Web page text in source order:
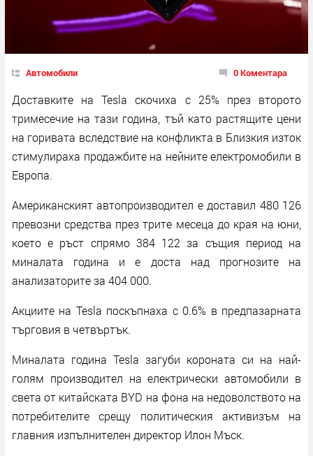
Автомобили 0 Коментара
Доставките на Tesla скочиха с 25% през второто
тримесечие на тази година, тъй като растящите цени
на горивата вследствие на конфликта в Близкия изток
стимулираха продажбите на нейните електромобили в
Европа.
Американският автопроизводител е доставил 480 126
превозни средства през трите месеца до края на юни,
което е ръст спрямо 384 122 за същия период на
миналата година и е доста над прогнозите на
анализаторите за 404 000.
Акциите на Tesla поскъпнаха с 0.6% в предпазарната
търговия в четвъртък.
Миналата година Tesla загуби короната си на най-
голям производител на електрически автомобили в
света от китайската BYD на фона на недоволството на
потребителите срещу политическия активизъм на
главния изпълнителен директор Илон Мъск.